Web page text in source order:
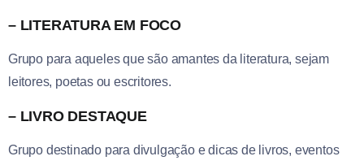
– LITERATURA EM FOCO
Grupo para aqueles que são amantes da literatura, sejam
leitores, poetas ou escritores.
– LIVRO DESTAQUE
Grupo destinado para divulgação e dicas de livros, eventos